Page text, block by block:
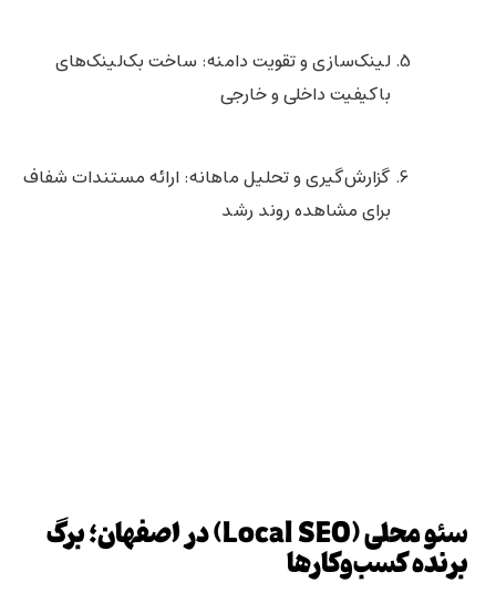
لینک‌سازی و تقویت دامنه: ساخت بک‌لینک‌های
باکیفیت داخلی و خارجی
گزارش‌گیری و تحلیل ماهانه: ارائه مستندات شفاف
برای مشاهده روند رشد
سئو محلی (Local SEO) در اصفهان؛ برگ
برنده کسب‌وکارها